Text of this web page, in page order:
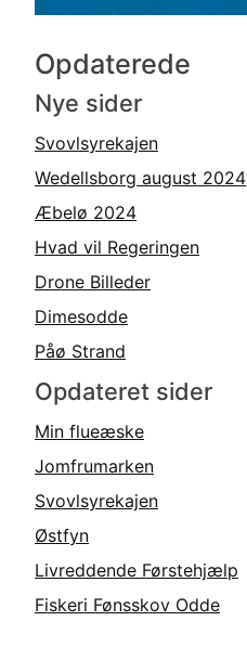
Opdaterede
Nye sider
Svovlsyrekajen
Wedellsborg august 2024
Æbelø 2024
Hvad vil Regeringen
Drone Billeder
Dimesodde
Påø Strand
Opdateret sider
Min flueæske
Jomfrumarken
Svovlsyrekajen
Østfyn
Livreddende Førstehjælp
Fiskeri Fønsskov Odde